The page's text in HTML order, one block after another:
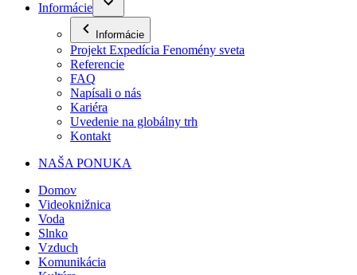
Informácie
Informácie
Projekt Expedícia Fenomény sveta
Referencie
FAQ
Napísali o nás
Kariéra
Uvedenie na globálny trh
Kontakt
NAŠA PONUKA
Domov
Videoknižnica
Voda
Slnko
Vzduch
Komunikácia